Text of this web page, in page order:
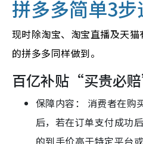
拼多多简单3
现时除淘宝、淘宝直播及天
的拼多多同样做到。
百亿补贴“买贵必赔
保障内容： 消费者在
后，若在订单支付成功
的到手价高于特定平台